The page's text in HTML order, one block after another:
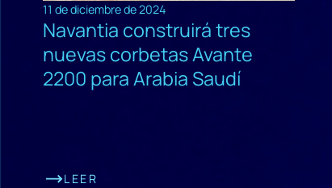
11 de diciembre de 2024
Navantia construirá tres
nuevas corbetas Avante
2200 para Arabia Saudí
LEER